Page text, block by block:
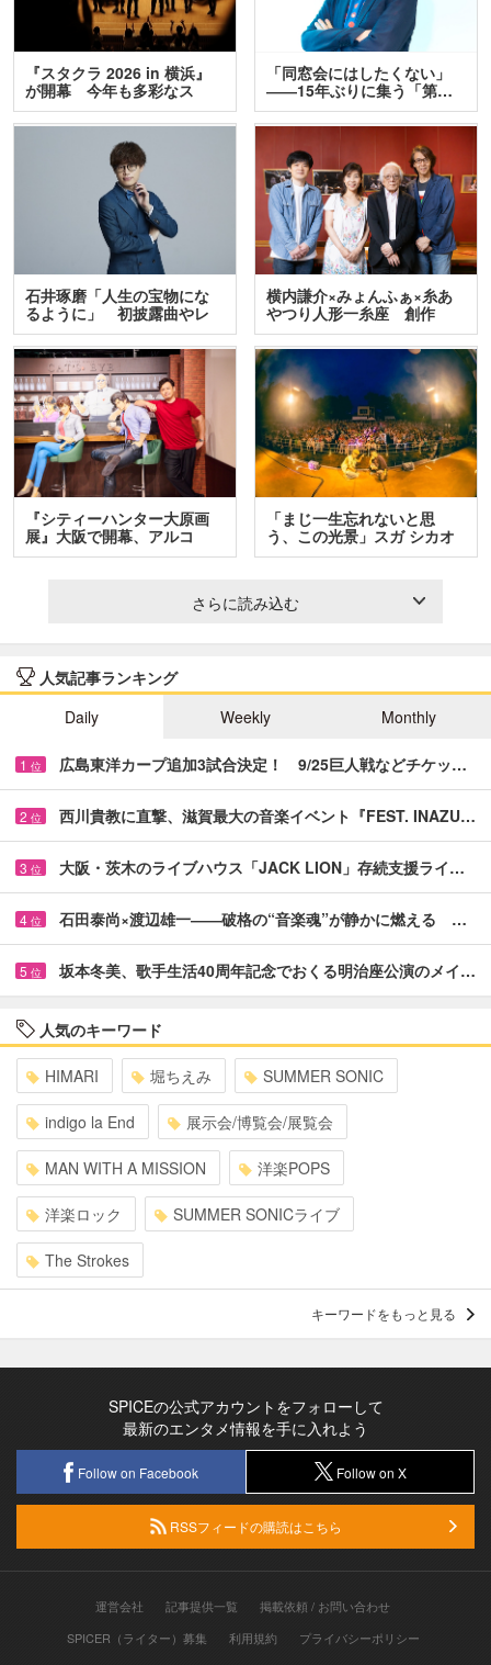
『スタクラ 2026 in 横浜』
が開幕 今年も多彩なス
テ…
「同窓会にはしたくない」
――15年ぶりに集う「第…
石井琢磨「人生の宝物にな
るように」 初披露曲やレ
ア…
横内謙介×みょんふぁ×糸あ
やつり人形一糸座 創作
人…
『シティーハンター大原画
展』大阪で開幕、アルコ
＆…
「まじ一生忘れないと思
う、この光景」スガ シカオ
と…
さらに読み込む
人気記事ランキング
Daily
Weekly Monthly
1 位 広島東洋カープ追加3試合決定！ 9/25巨人戦などチケッ…
2 位 西川貴教に直撃、滋賀最大の音楽イベント『FEST. INAZU…
3 位 大阪・茨木のライブハウス「JACK LION」存続支援ライ…
4 位 石田泰尚×渡辺雄一――破格の“音楽魂”が静かに燃える …
5 位 坂本冬美、歌手生活40周年記念でおくる明治座公演のメイ…
人気のキーワード
HIMARI 堀ちえみ SUMMER SONIC
indigo la End 展示会/博覧会/展覧会
MAN WITH A MISSION 洋楽POPS
洋楽ロック SUMMER SONICライブ
The Strokes
キーワードをもっと見る
SPICEの公式アカウントをフォローして
最新のエンタメ情報を手に入れよう
Follow on Facebook Follow on X
RSSフィードの購読はこちら
運営会社 記事提供一覧
掲載依頼 / お問い合わせ
SPICER（ライター）募集
利用規約 プライバシーポリシー